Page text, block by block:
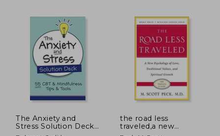
55%
dcto. S/ 86,79
55%
dcto.
The Anxiety and
Stress Solution Deck:
55 cbt & Mindfulness
the road less
traveled,a new
psychology of love,